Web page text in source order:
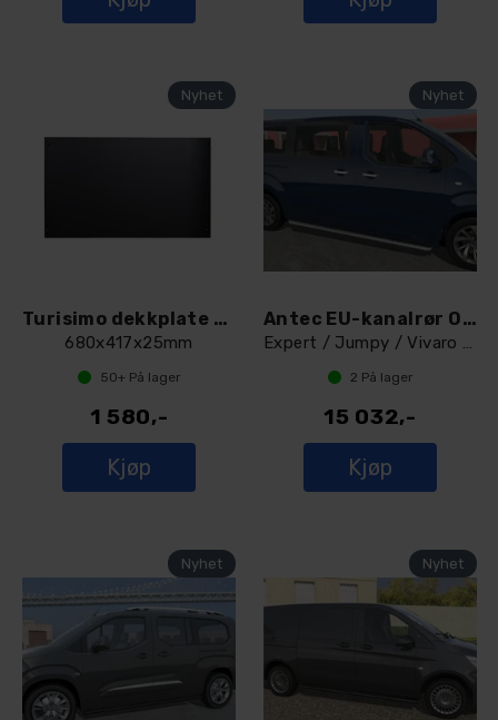
Turisimo dekkplate 2stk
680x417x25mm
50+På lager
1 580,-
Kjøp
Antec EU-kanalrør Oval 90x45mm 3275WB
Expert / Jumpy / Vivaro / Proace 2016 +
2 På lager
15 032,-
Kjøp